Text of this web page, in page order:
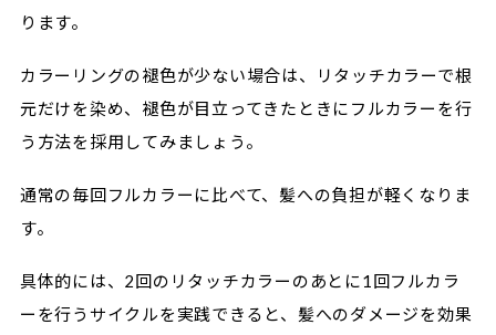
ります。
カラーリングの褪色が少ない場合は、リタッチカラーで根
元だけを染め、褪色が目立ってきたときにフルカラーを行
う方法を採用してみましょう。
通常の毎回フルカラーに比べて、髪への負担が軽くなりま
す。
具体的には、2回のリタッチカラーのあとに1回フルカラ
ーを行うサイクルを実践できると、髪へのダメージを効果